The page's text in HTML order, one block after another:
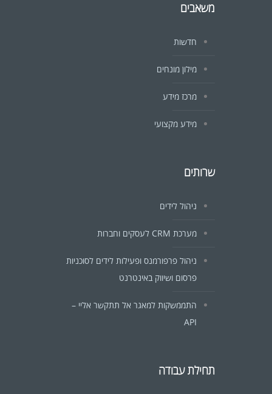
משאבים
חדשות
מילון מונחים
מרכז מידע
מידע מקצועי
שרותים
ניהול לידים
מערכת CRM לעסקים וחברות
ניהול פרפורמנס ופעילות לידים לסוכניות
פרסום ושיווק באינטרנט
התממשקות למאגר אל תתקשר אליי –
API
תחילת עבודה